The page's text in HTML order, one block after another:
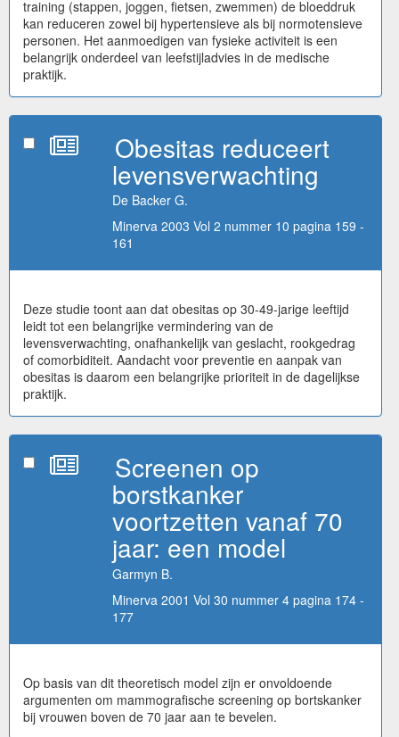
training (stappen, joggen, fietsen, zwemmen) de bloeddruk
kan reduceren zowel bij hypertensieve als bij normotensieve
personen. Het aanmoedigen van fysieke activiteit is een
belangrijk onderdeel van leefstijladvies in de medische
praktijk.
Obesitas reduceert
levensverwachting
De Backer G.
Minerva 2003 Vol 2 nummer 10 pagina 159 -
161
Deze studie toont aan dat obesitas op 30-49-jarige leeftijd
leidt tot een belangrijke vermindering van de
levensverwachting, onafhankelijk van geslacht, rookgedrag
of comorbiditeit. Aandacht voor preventie en aanpak van
obesitas is daarom een belangrijke prioriteit in de dagelijkse
praktijk.
Screenen op
borstkanker
voortzetten vanaf 70
jaar: een model
Garmyn B.
Minerva 2001 Vol 30 nummer 4 pagina 174 -
177
Op basis van dit theoretisch model zijn er onvoldoende
argumenten om mammografische screening op bortskanker
bij vrouwen boven de 70 jaar aan te bevelen.